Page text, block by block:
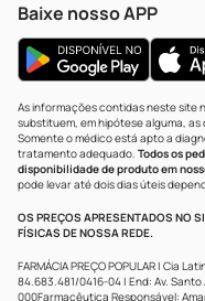
Baixe nosso APP
As informações contidas neste site
substituem, em hipótese alguma,
Somente o médico está apto a
tratamento adequado. Todos os
disponibilidade de produto em
pode levar até dois dias úteis
OS PREÇOS APRESENTADOS NO
FÍSICAS DE NOSSA REDE.
FARMÁCIA PREÇO POPULAR | Cia
84.683.481/0416-04 | End: Av. Santo
000Farmacêutica Responsável: